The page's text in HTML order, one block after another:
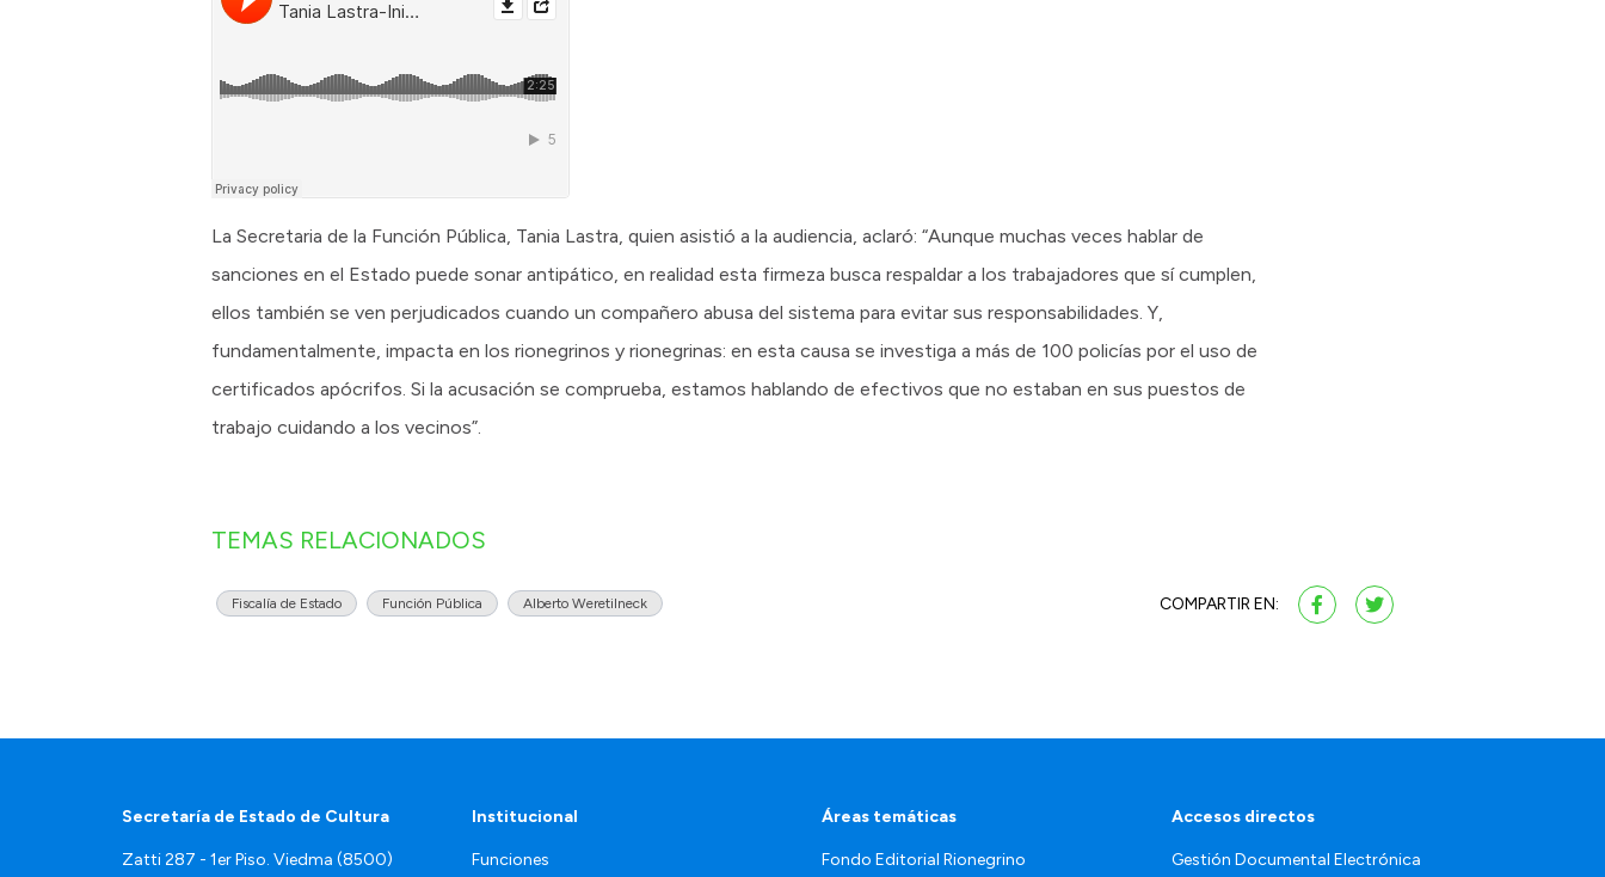
La Secretaria de la Función Pública, Tania Lastra, quien asistió a la audiencia, aclaró: “Aunque muchas veces hablar de
sanciones en el Estado puede sonar antipático, en realidad esta firmeza busca respaldar a los trabajadores que sí cumplen,
ellos también se ven perjudicados cuando un compañero abusa del sistema para evitar sus responsabilidades. Y,
fundamentalmente, impacta en los rionegrinos y rionegrinas: en esta causa se investiga a más de 100 policías por el uso de
certificados apócrifos. Si la acusación se comprueba, estamos hablando de efectivos que no estaban en sus puestos de
trabajo cuidando a los vecinos”.
TEMAS RELACIONADOS
Fiscalía de Estado Función Pública Alberto Weretilneck COMPARTIR EN:
Secretaría de Estado de Cultura
Zatti 287 - 1er Piso. Viedma (8500)
Institucional
Funciones
Áreas temáticas
Fondo Editorial Rionegrino
Accesos directos
Gestión Documental Electrónica